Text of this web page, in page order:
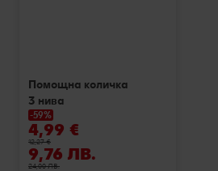
Помощна количка
3 нива
-59%
4,99 €
12,27 €
9,76 ЛВ.
24,00 ЛВ.